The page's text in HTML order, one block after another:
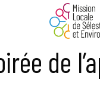
de